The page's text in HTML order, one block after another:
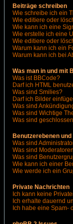
Beiträge schreiben
Wie schreibe ich ein
Wie editiere oder
Wie kann ich eine
Wie erstelle ich eine
Wie editiere oder
Warum kann ich ein
Warum kann ich bei
Was man in und mit
Was ist BBCode?
Darf ich HTML
Was sind Smilies?
Darf ich Bilder
Was sind
Was sind Wichtige
Was sind
Benutzerebenen
Was sind
Was sind
Was sind
Wie kann ich einer
Wie werde ich ein
Private Nachrichten
Ich kann keine
Ich erhalte dauernd
Ich habe eine Spam-